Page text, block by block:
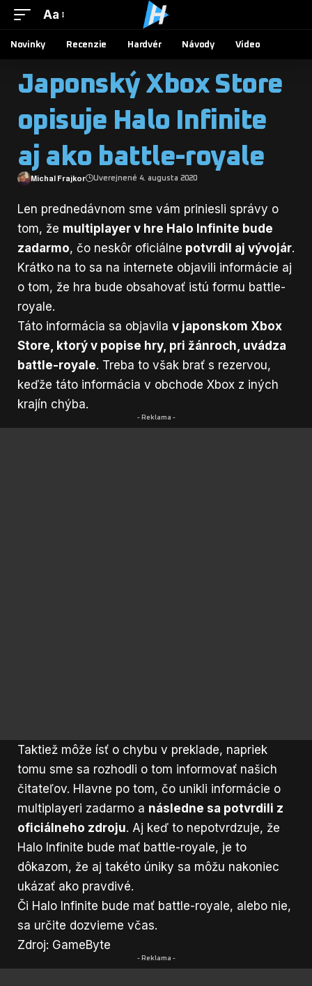
Aa
Novinky Recenzie Hardvér Návody Video
Japonský Xbox Store
opisuje Halo Infinite
aj ako battle-royale
Michal Frajkor Uverejnené 4. augusta 2020
Len prednedávnom sme vám priniesli správy o
tom, že multiplayer v hre Halo Infinite bude
zadarmo, čo neskôr oficiálne potvrdil aj vývojár.
Krátko na to sa na internete objavili informácie aj
o tom, že hra bude obsahovať istú formu battle-
royale.
Táto informácia sa objavila v japonskom Xbox
Store, ktorý v popise hry, pri žánroch, uvádza
battle-royale. Treba to však brať s rezervou,
keďže táto informácia v obchode Xbox z iných
krajín chýba.
- Reklama -
Taktiež môže ísť o chybu v preklade, napriek
tomu sme sa rozhodli o tom informovať našich
čitateľov. Hlavne po tom, čo unikli informácie o
multiplayeri zadarmo a následne sa potvrdili z
oficiálneho zdroju. Aj keď to nepotvrdzuje, že
Halo Infinite bude mať battle-royale, je to
dôkazom, že aj takéto úniky sa môžu nakoniec
ukázať ako pravdivé.
Či Halo Infinite bude mať battle-royale, alebo nie,
sa určite dozvieme včas.
Zdroj: GameByte
- Reklama -